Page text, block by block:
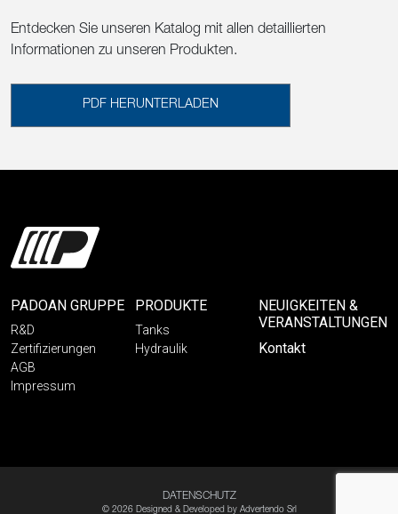
Entdecken Sie unseren Katalog mit allen detaillierten
Informationen zu unseren Produkten.
PDF HERUNTERLADEN
PADOAN GRUPPE
R&D
Zertifizierungen
AGB
Impressum
PRODUKTE
Tanks
Hydraulik
NEUIGKEITEN &
VERANSTALTUNGEN
Kontakt
DATENSCHUTZ
© 2026 Designed & Developed by Advertendo Srl